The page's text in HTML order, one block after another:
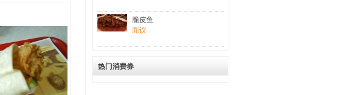
脆皮鱼
面议
热门消费券